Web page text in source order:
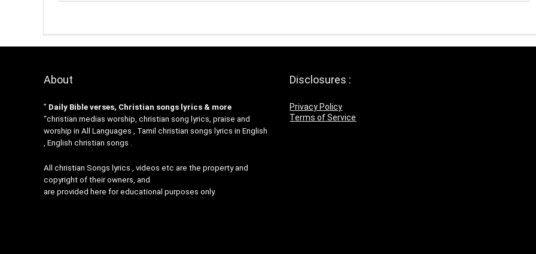
About
” Daily Bible verses, Christian songs lyrics & more
“christian medias worship, christian song lyrics, praise and
worship in All Languages , Tamil christian songs lyrics in English
, English christian songs .
All christian Songs lyrics , videos etc are the property and
copyright of their owners, and
are provided here for educational purposes only.
Disclosures :
Privacy Policy
Terms of Service